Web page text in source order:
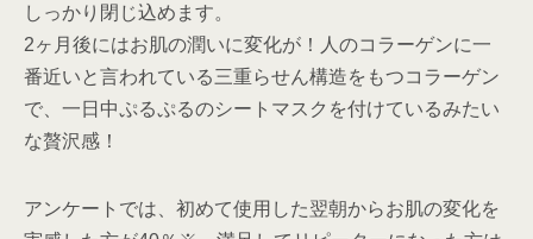
しっかり閉じ込めます。
2ヶ月後にはお肌の潤いに変化が！人のコラーゲンに一
番近いと言われている三重らせん構造をもつコラーゲン
で、一日中ぷるぷるのシートマスクを付けているみたい
な贅沢感！
アンケートでは、初めて使用した翌朝からお肌の変化を